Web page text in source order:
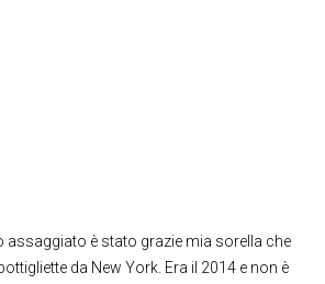
assaggiato è stato grazie mia sorella che
da New York. Era il 2014 e non è